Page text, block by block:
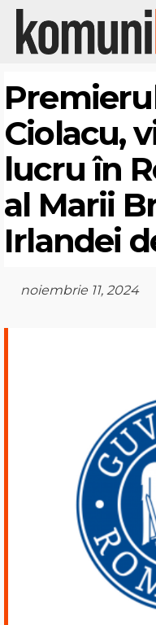
Ciolacu,
lucru în
al Marii
Irlandei
noiembrie 11, 2024